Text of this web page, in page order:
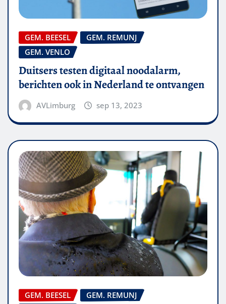
GEM. BEESEL
GEM. REMUNJ
GEM. VENLO
Duitsers testen digitaal noodalarm,
berichten ook in Nederland te ontvangen
AVLimburg sep 13, 2023
GEM. BEESEL
GEM. REMUNJ